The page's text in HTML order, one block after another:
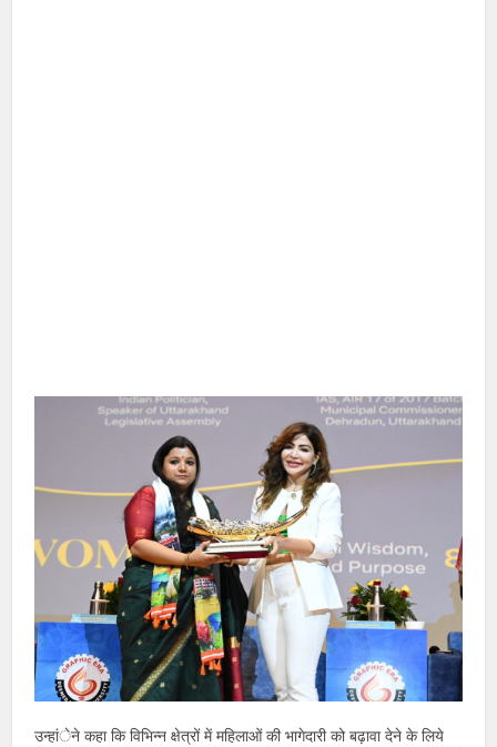
उन्हांेने कहा कि विभिन्न क्षेत्रों में महिलाओं की भागेदारी को बढ़ावा देने के लिये